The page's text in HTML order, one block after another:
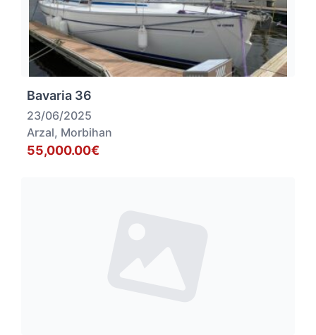
Bavaria 36
23/06/2025
Arzal, Morbihan
55,000.00€